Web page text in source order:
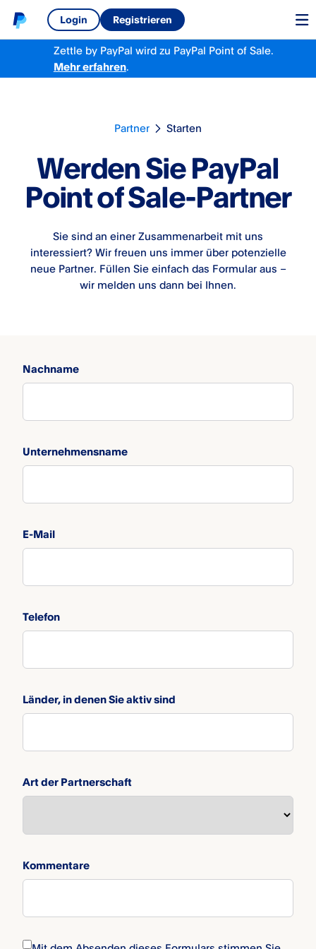
Login Registrieren
Zettle by PayPal wird zu PayPal Point of Sale.
Mehr erfahren.
Partner Starten
Werden Sie PayPal
Point of Sale-Partner
Sie sind an einer Zusammenarbeit mit uns
interessiert? Wir freuen uns immer über potenzielle
neue Partner. Füllen Sie einfach das Formular aus –
wir melden uns dann bei Ihnen.
Nachname
Unternehmensname
E-Mail
Telefon
Länder, in denen Sie aktiv sind
Art der Partnerschaft
Kommentare